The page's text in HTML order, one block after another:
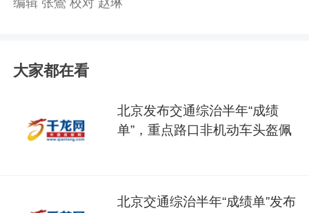
编辑 张鶯 校对 赵琳
大家都在看
北京发布交通综治半年“成绩
单”，重点路口非机动车头盔佩
北京交通综治半年“成绩单”发布